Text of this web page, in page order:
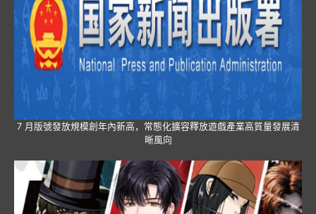
7 月版號發放規模創年內新高，常態化擴容釋放遊戲產業高質量發展清
晰風向